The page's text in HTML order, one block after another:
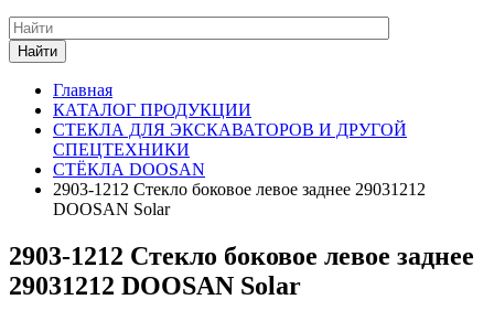
Найти
Главная
КАТАЛОГ ПРОДУКЦИИ
СТЕКЛА ДЛЯ ЭКСКАВАТОРОВ И ДРУГОЙ
СПЕЦТЕХНИКИ
СТЁКЛА DOOSAN
2903-1212 Стекло боковое левое заднее 29031212
DOOSAN Solar
2903-1212 Стекло боковое левое заднее
29031212 DOOSAN Solar